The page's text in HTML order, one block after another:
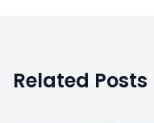
Related Posts